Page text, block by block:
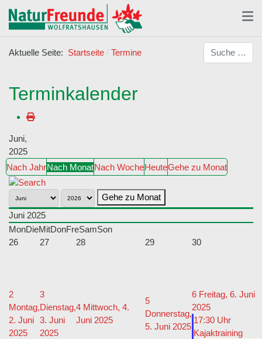
Aktuelle Seite: Startseite Termine Suchen
Terminkalender
Juni,
2025
Nach JahrNach MonatNach WocheHeuteGehe zu Monat
Gehe zu Monat
Juni 2025
MonDieMitDonFreSamSon
26
27 28 29 30
2
Montag,
2. Juni
2025
3
Dienstag,
3. Juni
2025
4 Mittwoch, 4.
Juni 2025
5
Donnerstag,
5. Juni 2025
6 Freitag, 6. Juni
2025
17:30 Uhr
Kajaktraining